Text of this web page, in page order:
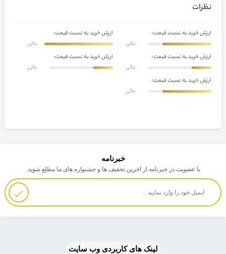
نظرات
ارزش خرید به نسبت قیمت:
عالی
ارزش خرید به نسبت قیمت:
عالی
ارزش خرید به نسبت قیمت:
عالی
ارزش خرید به نسبت قیمت:
عالی
ارزش خرید به نسبت قیمت:
عالی
خبرنامه
با عضویت در خبرنامه از اخرین تحفیف ها و جشنواره های ما مطلع شوید.
لینک های کاربردی وب سایت